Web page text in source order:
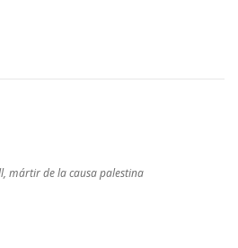
mártir de la causa palestina